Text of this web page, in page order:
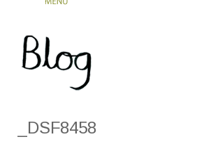
_DSF8458